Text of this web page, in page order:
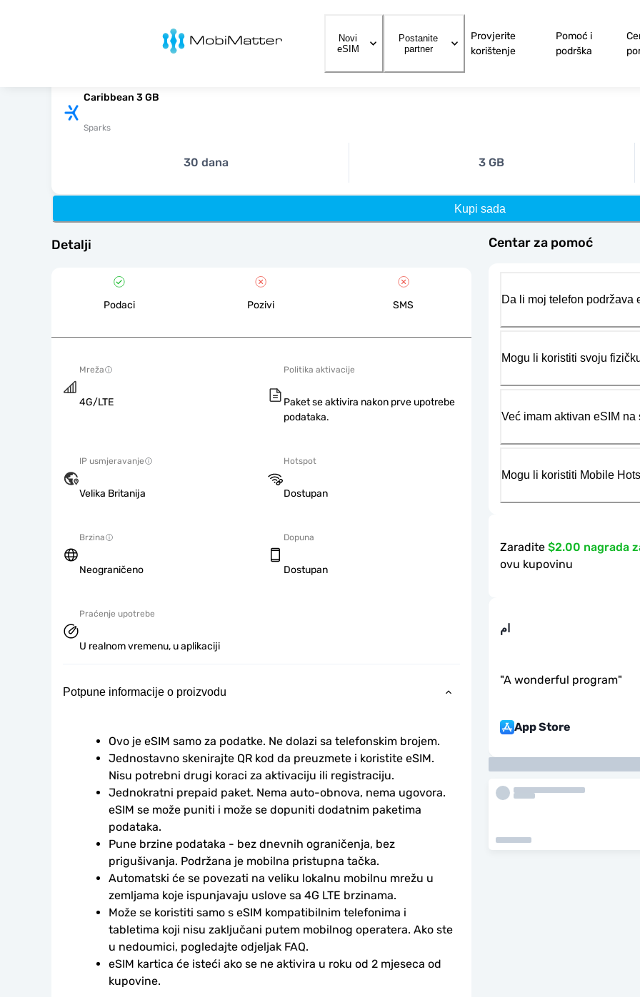
MobiMatter
Novi
eSIM
Postanite
partner
Provjerite
korištenje
Pomoć i
podrška
Caribbean 3 GB
Sparks
30 dana 3 GB
Kupi sada
Detalji
Podaci Pozivi SMS
Mreža
4G/LTE
Politika aktivacije
Paket se aktivira nakon prve upotrebe
podataka.
IP usmjeravanje
Velika Britanija
Hotspot
Dostupan
Brzina
Neograničeno
Dopuna
Dostupan
Praćenje upotrebe
U realnom vremenu, u aplikaciji
Potpune informacije o proizvodu
Ovo je eSIM samo za podatke. Ne dolazi sa telefonskim brojem.
Jednostavno skenirajte QR kod da preuzmete i koristite eSIM.
Nisu potrebni drugi koraci za aktivaciju ili registraciju.
Jednokratni prepaid paket. Nema auto-obnova, nema ugovora.
eSIM se može puniti i može se dopuniti dodatnim paketima
podataka.
Pune brzine podataka - bez dnevnih ograničenja, bez
prigušivanja. Podržana je mobilna pristupna tačka.
Automatski će se povezati na veliku lokalnu mobilnu mrežu u
zemljama koje ispunjavaju uslove sa 4G LTE brzinama.
Može se koristiti samo s eSIM kompatibilnim telefonima i
tabletima koji nisu zaključani putem mobilnog operatera. Ako ste
u nedoumici, pogledajte odjeljak FAQ.
eSIM kartica će isteći ako se ne aktivira u roku od 2 mjeseca od
kupovine.
Centar za pomoć
Da li moj telefon podržava
Mogu li koristiti svoju
Već imam aktivan eSIM
Mogu li koristiti Mobile
Zaradite $2.00 nagrada
ovu kupovinu
ام
"A wonderful program"
App Store